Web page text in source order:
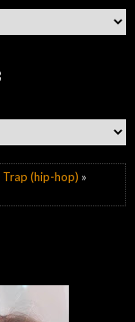
Trap (hip-hop) »